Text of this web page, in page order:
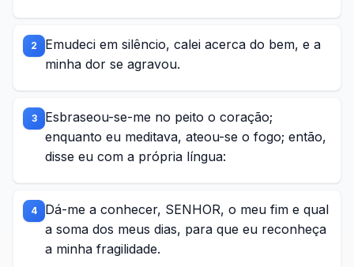
2
Emudeci em silêncio, calei acerca do bem, e a
minha dor se agravou.
3
Esbraseou-se-me no peito o coração;
enquanto eu meditava, ateou-se o fogo; então,
disse eu com a própria língua:
4
Dá-me a conhecer, SENHOR, o meu fim e qual
a soma dos meus dias, para que eu reconheça
a minha fragilidade.